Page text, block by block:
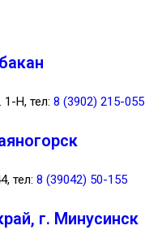
Н, тел: 8 (3902) 215-055
тел: 8 (39042) 50-155
г. Минусинск